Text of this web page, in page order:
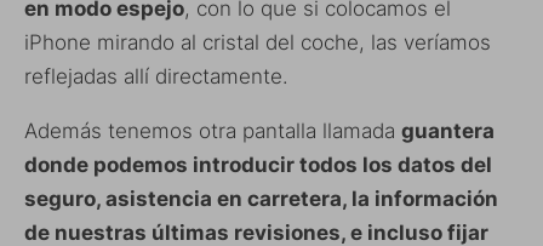
en modo espejo, con lo que si colocamos el
iPhone mirando al cristal del coche, las veríamos
reflejadas allí directamente.
Además tenemos otra pantalla llamada guantera
donde podemos introducir todos los datos del
seguro, asistencia en carretera, la información
de nuestras últimas revisiones, e incluso fijar